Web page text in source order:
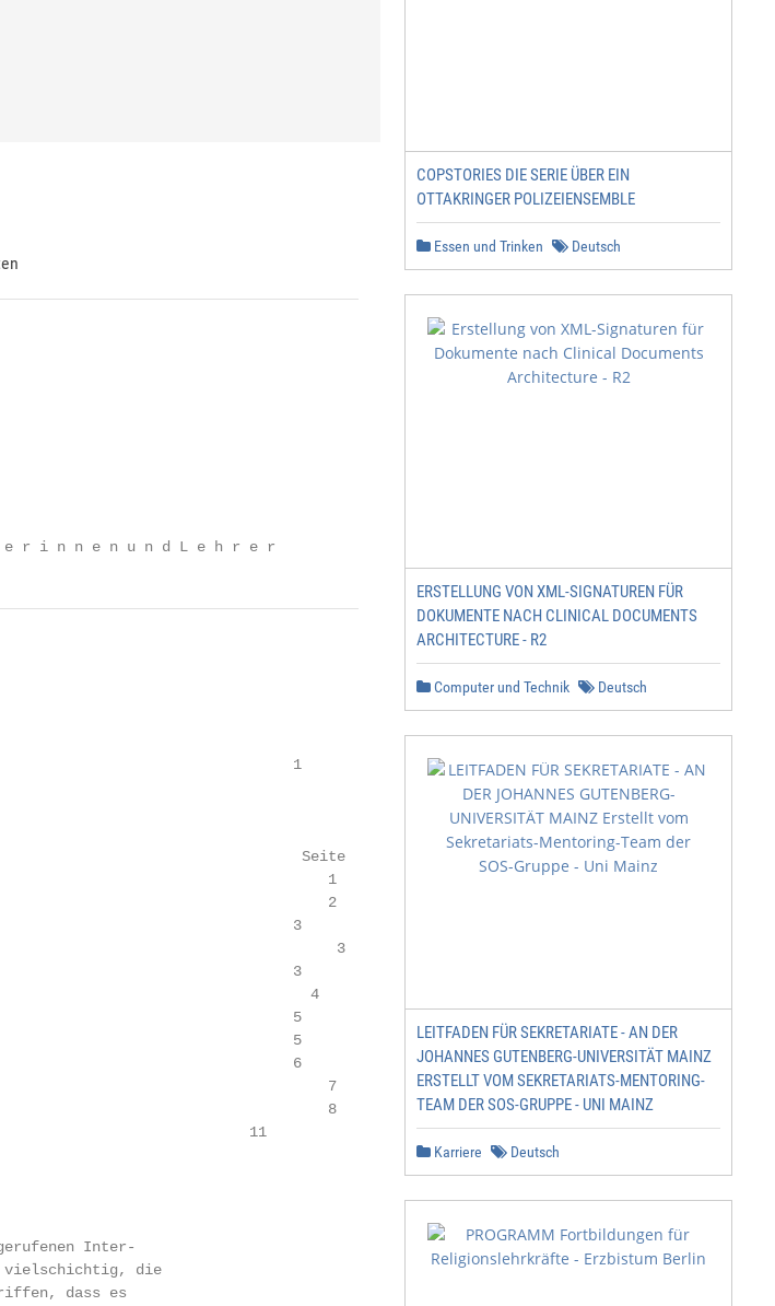
r i n n e n u n d L e h r e r
1
3
3
11
Inter-
vielschichtig, die
dass es
COPSTORIES DIE SERIE ÜBER EIN
OTTAKRINGER POLIZEIENSEMBLE
Essen und Trinken Deutsch
ERSTELLUNG VON XML-SIGNATUREN FÜR
DOKUMENTE NACH CLINICAL DOCUMENTS
ARCHITECTURE - R2
Computer und Technik Deutsch
LEITFADEN FÜR SEKRETARIATE - AN DER
JOHANNES GUTENBERG-UNIVERSITÄT MAINZ
ERSTELLT VOM SEKRETARIATS-MENTORING-
TEAM DER SOS-GRUPPE - UNI MAINZ
Karriere Deutsch